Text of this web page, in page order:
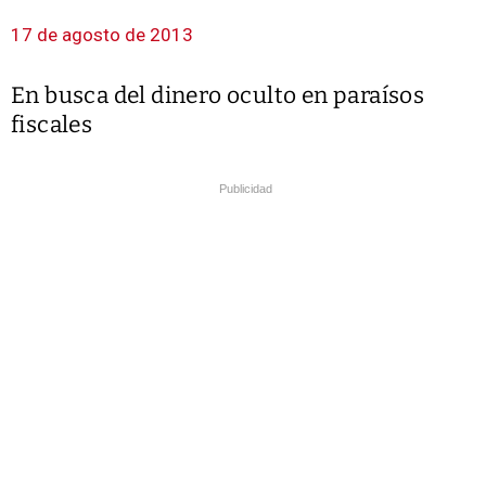
17 de agosto de 2013
En busca del dinero oculto en paraísos
fiscales
Publicidad